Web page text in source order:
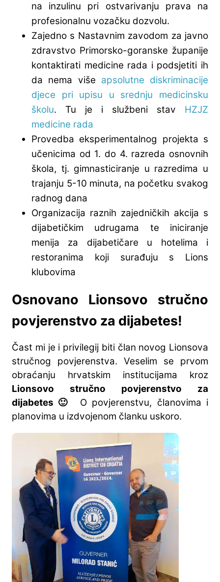
na inzulinu pri ostvarivanju prava na
profesionalnu vozačku dozvolu.
Zajedno s Nastavnim zavodom za javno
zdravstvo Primorsko-goranske županije
kontaktirati medicine rada i podsjetiti ih
da nema više apsolutne diskriminacije
djece pri upisu u srednju medicinsku
školu. Tu je i službeni stav HZJZ
medicine rada
Provedba eksperimentalnog projekta s
učenicima od 1. do 4. razreda osnovnih
škola, tj. gimnasticiranje u razredima u
trajanju 5-10 minuta, na početku svakog
radnog dana
Organizacija raznih zajedničkih akcija s
dijabetičkim udrugama te iniciranje
menija za dijabetičare u hotelima i
restoranima koji surađuju s Lions
klubovima
Osnovano Lionsovo stručno
povjerenstvo za dijabetes!
Čast mi je i privilegij biti član novog Lionsova
stručnog povjerenstva. Veselim se prvom
obraćanju hrvatskim institucijama kroz
Lionsovo stručno povjerenstvo za
dijabetes 🙂
O povjerenstvu, članovima i
planovima u izdvojenom članku uskoro.